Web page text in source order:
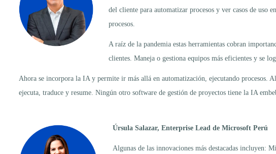
del cliente para automatizar procesos y ver casos de uso
procesos.
A raíz de la pandemia estas herramientas cobran
clientes. Maneja o gestiona equipos más eficientes y se
Ahora se incorpora la IA y permite ir más allá en automatización, ejecutando
ejecuta, traduce y resume. Ningún otro software de gestión de proyectos tiene la IA
Úrsula Salazar, Enterprise Lead de Microsoft Perú
Algunas de las innovaciones más destacadas incluyen: